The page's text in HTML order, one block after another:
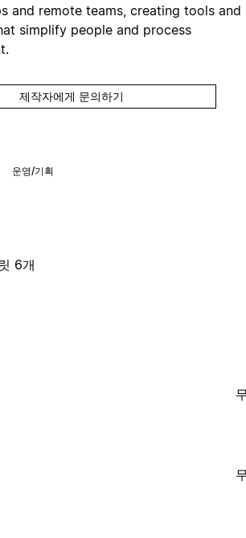
and remote teams, creating tools and
simplify people and process
제작자에게 문의하기
운영/기획
6개